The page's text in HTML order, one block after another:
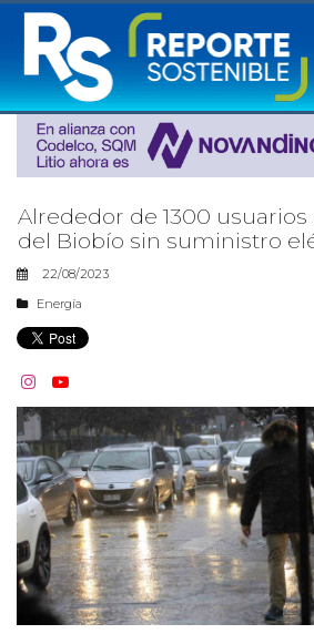
Alrededor de 1300 usuarios
del Biobío sin suministro
22/08/2023
Energía
 